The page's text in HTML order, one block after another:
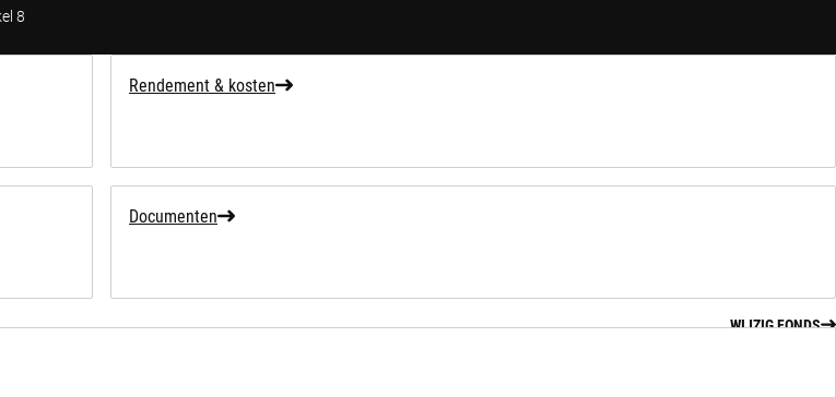
8
Rendement & kosten
Documenten
WIJZIG FONDS